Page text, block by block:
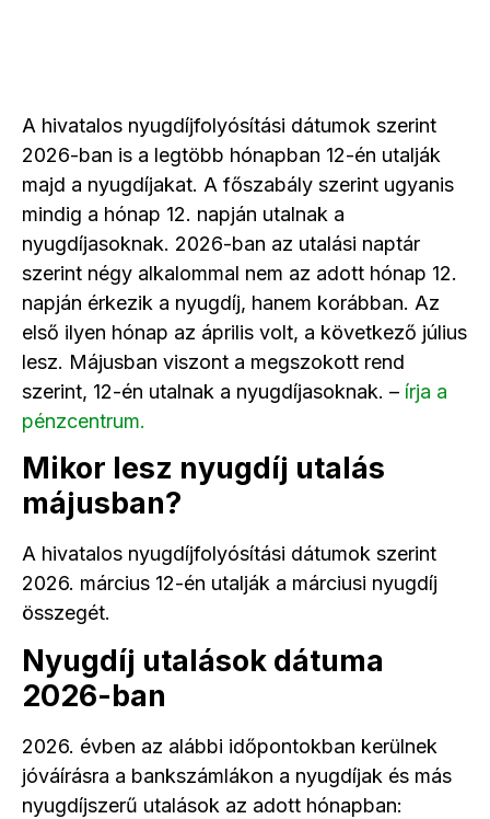
A hivatalos nyugdíjfolyósítási dátumok szerint
2026-ban is a legtöbb hónapban 12-én utalják
majd a nyugdíjakat. A főszabály szerint ugyanis
mindig a hónap 12. napján utalnak a
nyugdíjasoknak. 2026-ban az utalási naptár
szerint négy alkalommal nem az adott hónap 12.
napján érkezik a nyugdíj, hanem korábban. Az
első ilyen hónap az április volt, a következő július
lesz. Májusban viszont a megszokott rend
szerint, 12-én utalnak a nyugdíjasoknak. – írja a
pénzcentrum.
Mikor lesz nyugdíj utalás
májusban?
A hivatalos nyugdíjfolyósítási dátumok szerint
2026. március 12-én utalják a márciusi nyugdíj
összegét.
Nyugdíj utalások dátuma
2026-ban
2026. évben az alábbi időpontokban kerülnek
jóváírásra a bankszámlákon a nyugdíjak és más
nyugdíjszerű utalások az adott hónapban: